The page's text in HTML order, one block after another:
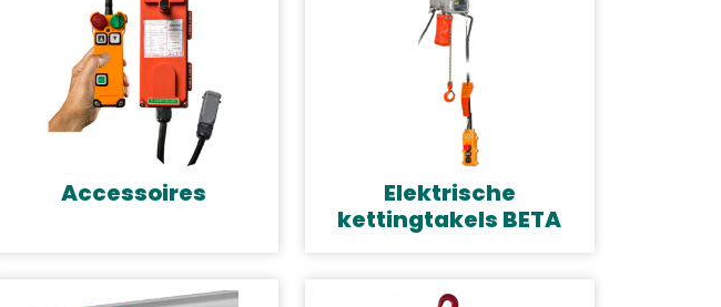
Accessoires
Elektrische
kettingtakels BETA